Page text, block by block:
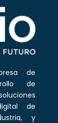
de
de
de
y